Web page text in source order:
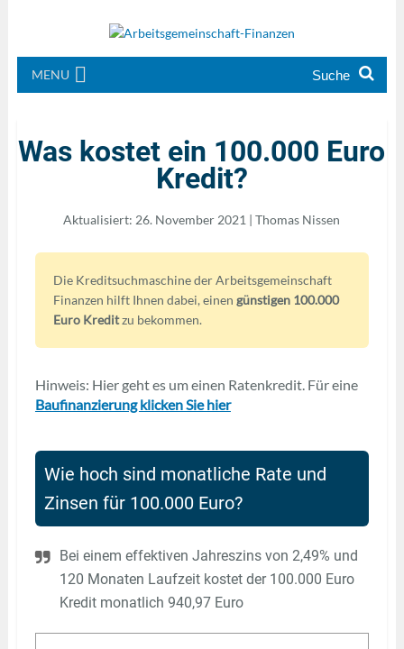
MENU
Was kostet ein 100.000 Euro
Kredit?
Aktualisiert: 26. November 2021 | Thomas Nissen
Die Kreditsuchmaschine der Arbeitsgemeinschaft
Finanzen hilft Ihnen dabei, einen günstigen 100.000
Euro Kreditzu bekommen.
Hinweis: Hier geht es um einen Ratenkredit. Für eine
Baufinanzierung klicken Sie hier
Wie hoch sind monatliche Rate und
Zinsen für 100.000 Euro?
Bei einem effektiven Jahreszins von 2,49% und
120 Monaten Laufzeit kostet der 100.000 Euro
Kredit monatlich 940,97 Euro